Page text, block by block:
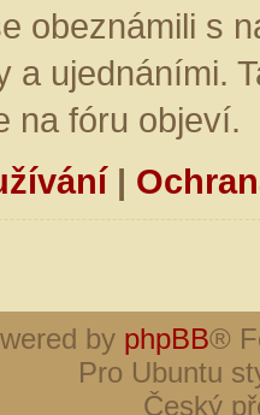
obeznámili s
a ujednáními.
na fóru objeví.
|
by phpBB®
Pro Ubuntu
Český